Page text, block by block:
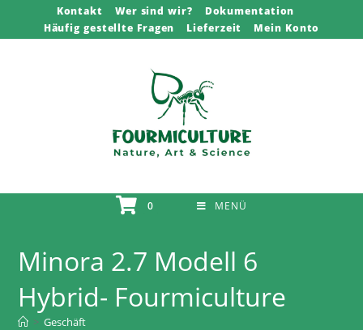
Kontakt Wer sind wir?
Dokumentation
Häufig gestellte Fragen
Lieferzeit Mein Konto
0 MENÜ
Minora 2.7 Modell 6
Hybrid- Fourmiculture
> Geschäft